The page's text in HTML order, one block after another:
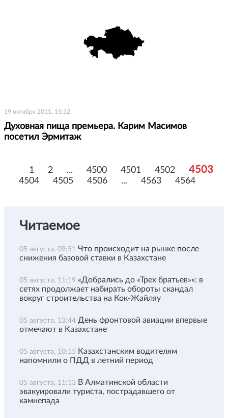
19 октября 2011, 15:32
Духовная пища премьера. Карим Масимов
посетил Эрмитаж
1 2 ... 4500 4501 4502 4503
4504 4505 4506 ... 4563 4564
Читаемое
05 августа, 09:51 Что происходит на рынке после
снижения базовой ставки в Казахстане
05 августа, 11:19 «Добрались до «Трех братьев»»: в
сетях продолжает набирать обороты скандал
вокруг строительства на Кок-Жайляу
05 августа, 13:44 День фронтовой авиации впервые
отмечают в Казахстане
05 августа, 10:15 Казахстанским водителям
напомнили о ПДД в летний период
05 августа, 11:13 В Алматинской области
эвакуировали туриста, пострадавшего от
камнепада